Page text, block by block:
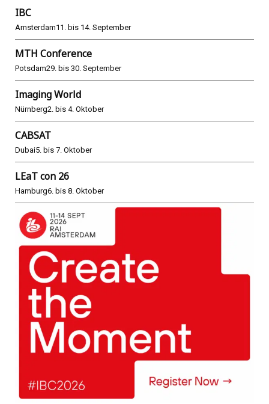
IBC
Amsterdam11. bis 14. September
MTH Conference
Potsdam29. bis 30. September
Imaging World
Nürnberg2. bis 4. Oktober
CABSAT
Dubai5. bis 7. Oktober
LEaT con 26
Hamburg6. bis 8. Oktober